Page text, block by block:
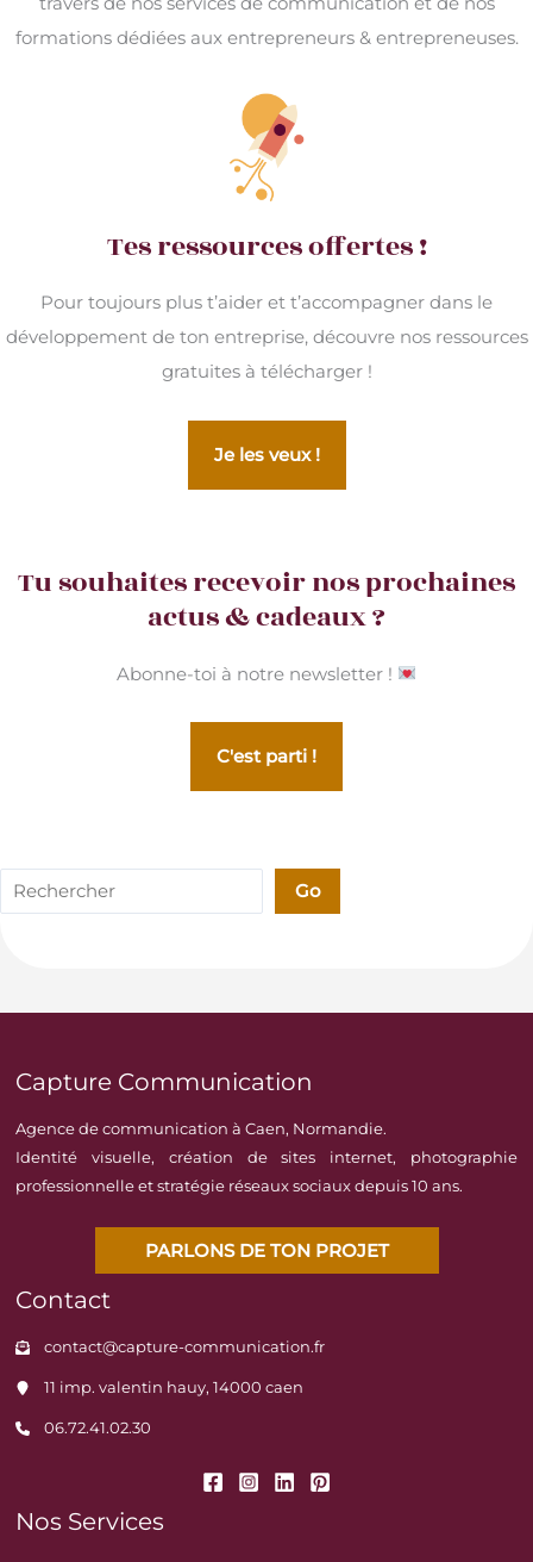
formations dédiées aux entrepreneurs & entrepreneuses.
Tes ressources offertes !
Pour toujours plus t’aider et t’accompagner dans le
développement de ton entreprise, découvre nos ressources
gratuites à télécharger !
Je les veux !
Tu souhaites recevoir nos prochaines
actus & cadeaux ?
Abonne-toi à notre newsletter !
C'est parti !
Rechercher Go
Capture Communication
Agence de communication à Caen, Normandie.
Identité visuelle, création de sites internet, photographie
professionnelle et stratégie réseaux sociaux depuis 10 ans.
PARLONS DE TON PROJET
Contact
contact@capture-communication.fr
11 imp. valentin hauy, 14000 caen
06.72.41.02.30
Nos Services